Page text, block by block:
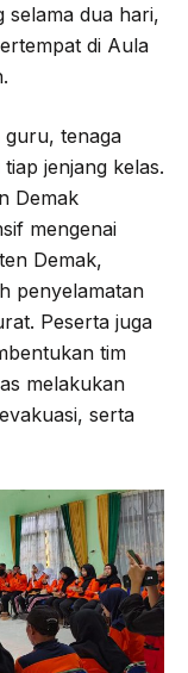
selama dua hari,
di Aula
guru, tenaga
jenjang kelas.
Demak
mengenai
Demak,
penyelamatan
Peserta juga
tim
melakukan
serta